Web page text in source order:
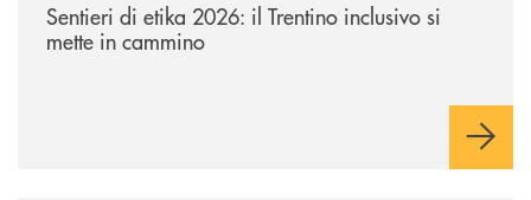
Sentieri di etika 2026: il Trentino inclusivo si
mette in cammino